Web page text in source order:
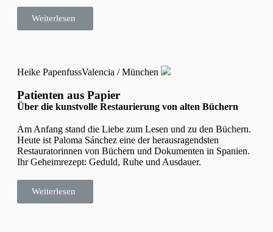
Weiterlesen
Heike PapenfussValencia / München
Patienten aus Papier
Über die kunstvolle Restaurierung von alten Büchern
Am Anfang stand die Liebe zum Lesen und zu den Büchern.
Heute ist Paloma Sánchez eine der herausragendsten
Restauratorinnen von Büchern und Dokumenten in Spanien.
Ihr Geheimrezept: Geduld, Ruhe und Ausdauer.
Weiterlesen